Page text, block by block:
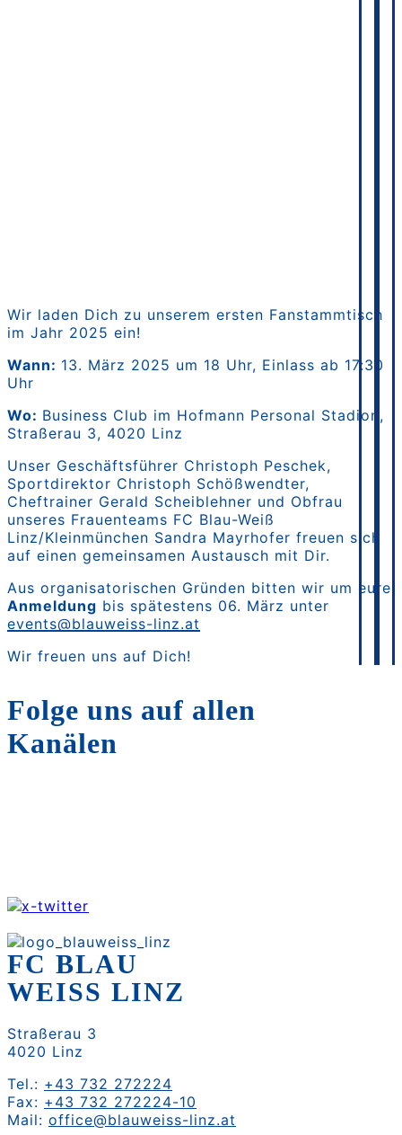
Wir laden Dich zu unserem ersten Fanstammtisch
im Jahr 2025 ein!
Wann: 13. März 2025 um 18 Uhr, Einlass ab 17:30
Uhr
Wo: Business Club im Hofmann Personal Stadion,
Straßerau 3, 4020 Linz
Unser Geschäftsführer Christoph Peschek,
Sportdirektor Christoph Schößwendter,
Cheftrainer Gerald Scheiblehner und Obfrau
unseres Frauenteams FC Blau-Weiß
Linz/Kleinmünchen Sandra Mayrhofer freuen sich
auf einen gemeinsamen Austausch mit Dir.
Aus organisatorischen Gründen bitten wir um eure
Anmeldung bis spätestens 06. März unter
events@blauweiss-linz.at
Wir freuen uns auf Dich!
Folge uns auf allen
Kanälen
FC BLAU
WEISS LINZ
Straßerau 3
4020 Linz
Tel.: +43 732 272224
Fax: +43 732 272224-10
Mail: office@blauweiss-linz.at